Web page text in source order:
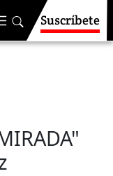
Suscríbete